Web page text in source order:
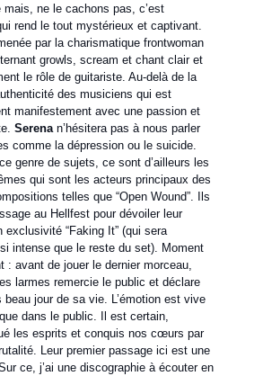
ne le cachons pas, c’est
rend le tout mystérieux et captivant.
par la charismatique frontwoman
growls, scream et chant clair et
le rôle de guitariste. Au-delà de la
des musiciens qui est
manifestement avec une passion et
Serenan’hésitera pas à nous parler
comme la dépression ou le suicide.
genre de sujets, ce sont d’ailleurs les
qui sont les acteurs principaux des
telles que “Open Wound”. Ils
au Hellfest pour dévoiler leur
exclusivité “Faking It” (qui sera
intense que le reste du set). Moment
: avant de jouer le dernier morceau,
larmes remercie le public et déclare
beau jour de sa vie. L’émotion est vive
dans le public. Il est certain,
les esprits et conquis nos cœurs par
Leur premier passage ici est une
ce, j’ai une discographie à écouter en